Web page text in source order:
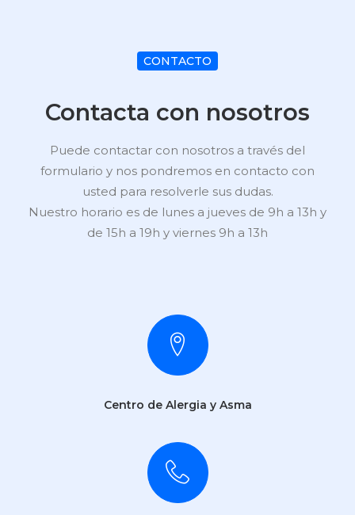
CONTACTO
Contacta con nosotros
Puede contactar con nosotros a través del
formulario y nos pondremos en contacto con
usted para resolverle sus dudas.
Nuestro horario es de lunes a jueves de 9h a 13h y
de 15h a 19h y viernes 9h a 13h
Centro de Alergia y Asma